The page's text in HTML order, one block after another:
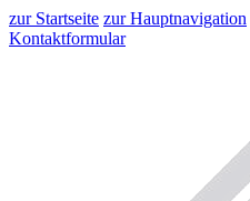
zur Startseite zur Hauptnavigation
Kontaktformular